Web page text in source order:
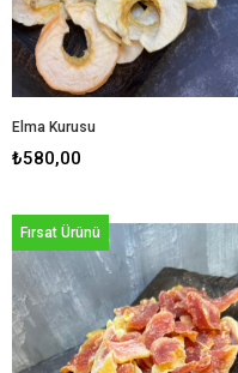
Elma Kurusu
₺580,00
Fırsat Ürünü